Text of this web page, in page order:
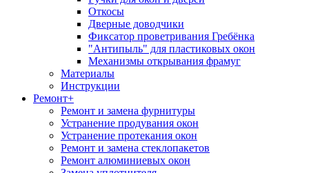
Откосы
Дверные доводчики
Фиксатор проветривания Гребёнка
"Антипыль" для пластиковых окон
Механизмы открывания фрамуг
Материалы
Инструкции
Ремонт+
Ремонт и замена фурнитуры
Устранение продувания окон
Устранение протекания окон
Ремонт и замена стеклопакетов
Ремонт алюминиевых окон